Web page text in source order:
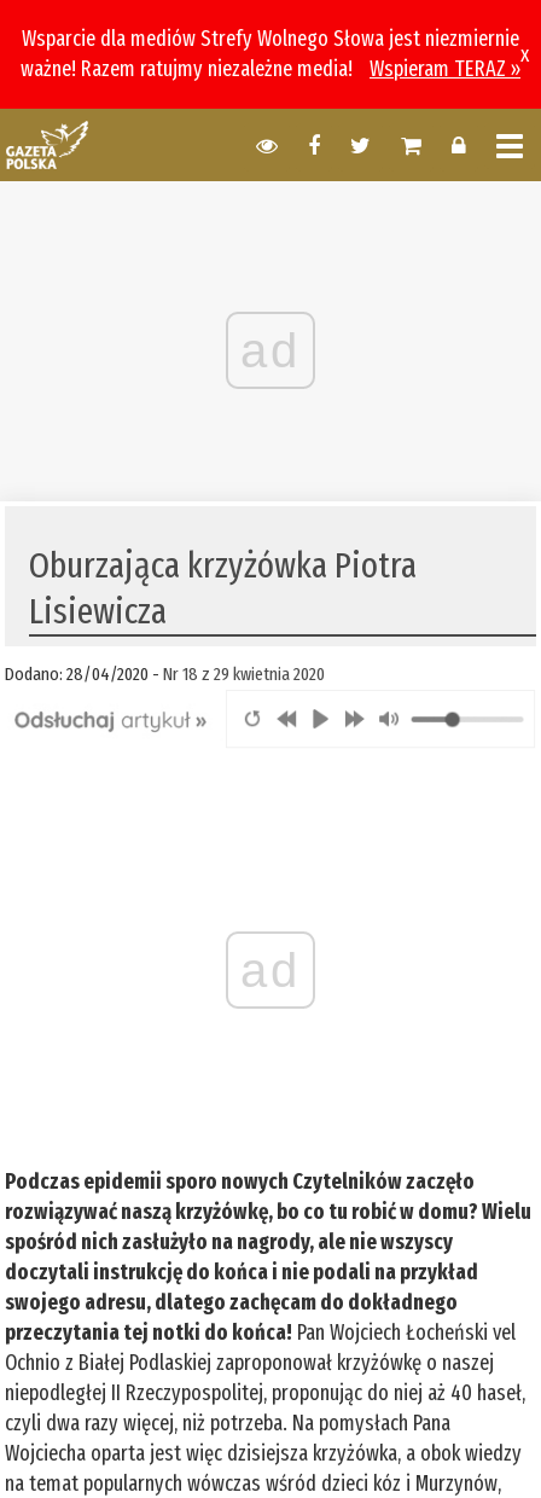
Wsparcie dla mediów Strefy Wolnego Słowa jest niezmiernie
ważne! Razem ratujmy niezależne media!
Wspieram TERAZ »
x
ad
Oburzająca krzyżówka Piotra
Lisiewicza
Dodano: 28/04/2020 -Nr 18 z 29 kwietnia 2020
ad
Podczas epidemii sporo nowych Czytelników zaczęło
rozwiązywać naszą krzyżówkę, bo co tu robić w domu? Wielu
spośród nich zasłużyło na nagrody, ale nie wszyscy
doczytali instrukcję do końca i nie podali na przykład
swojego adresu, dlatego zachęcam do dokładnego
przeczytania tej notki do końca! Pan Wojciech Łocheński vel
Ochnio z Białej Podlaskiej zaproponował krzyżówkę o naszej
niepodległej II Rzeczypospolitej, proponując do niej aż 40 haseł,
czyli dwa razy więcej, niż potrzeba. Na pomysłach Pana
Wojciecha oparta jest więc dzisiejsza krzyżówka, a obok wiedzy
na temat popularnych wówczas wśród dzieci kóz i Murzynów,